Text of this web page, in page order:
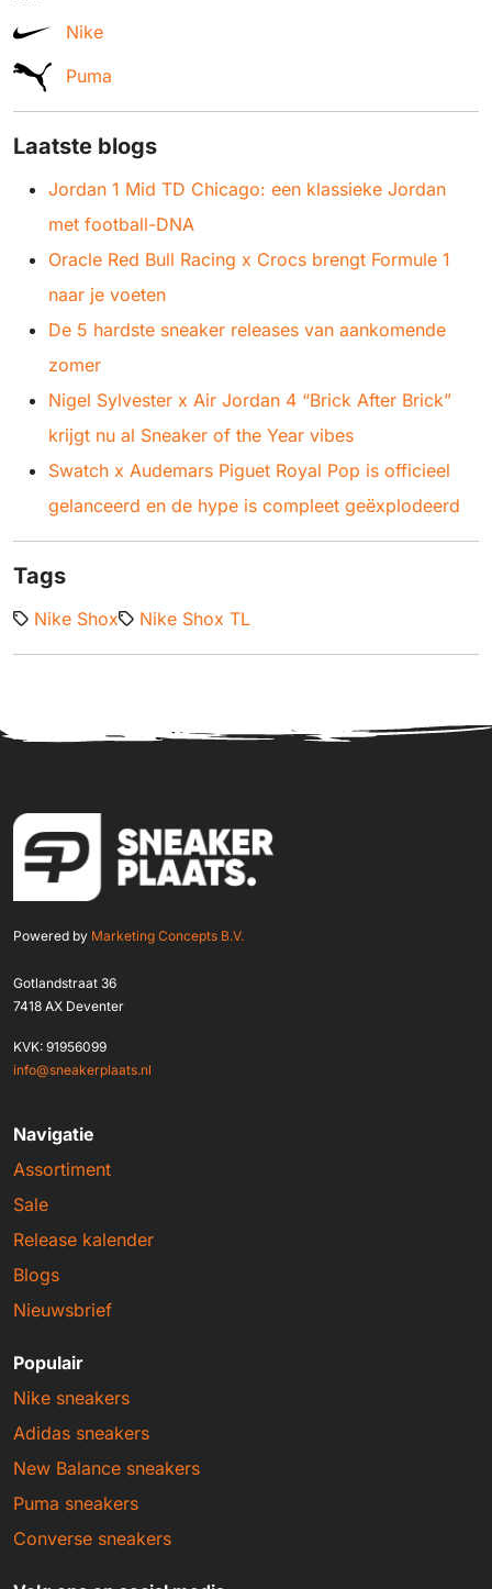
Nike
Puma
Laatste blogs
Jordan 1 Mid TD Chicago: een klassieke Jordan
met football-DNA
Oracle Red Bull Racing x Crocs brengt Formule 1
naar je voeten
De 5 hardste sneaker releases van aankomende
zomer
Nigel Sylvester x Air Jordan 4 “Brick After Brick”
krijgt nu al Sneaker of the Year vibes
Swatch x Audemars Piguet Royal Pop is officieel
gelanceerd en de hype is compleet geëxplodeerd
Tags
Nike Shox Nike Shox TL
Powered by Marketing Concepts B.V.
Gotlandstraat 36
7418 AX Deventer
KVK: 91956099
info@sneakerplaats.nl
Navigatie
Assortiment
Sale
Release kalender
Blogs
Nieuwsbrief
Populair
Nike sneakers
Adidas sneakers
New Balance sneakers
Puma sneakers
Converse sneakers